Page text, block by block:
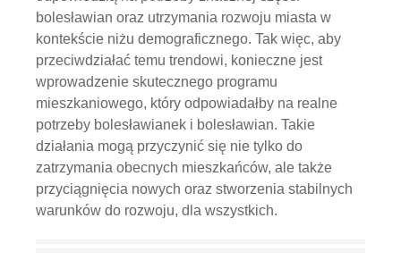
bolesławian oraz utrzymania rozwoju miasta w
kontekście niżu demograficznego. Tak więc, aby
przeciwdziałać temu trendowi, konieczne jest
wprowadzenie skutecznego programu
mieszkaniowego, który odpowiadałby na realne
potrzeby bolesławianek i bolesławian. Takie
działania mogą przyczynić się nie tylko do
zatrzymania obecnych mieszkańców, ale także
przyciągnięcia nowych oraz stworzenia stabilnych
warunków do rozwoju, dla wszystkich.